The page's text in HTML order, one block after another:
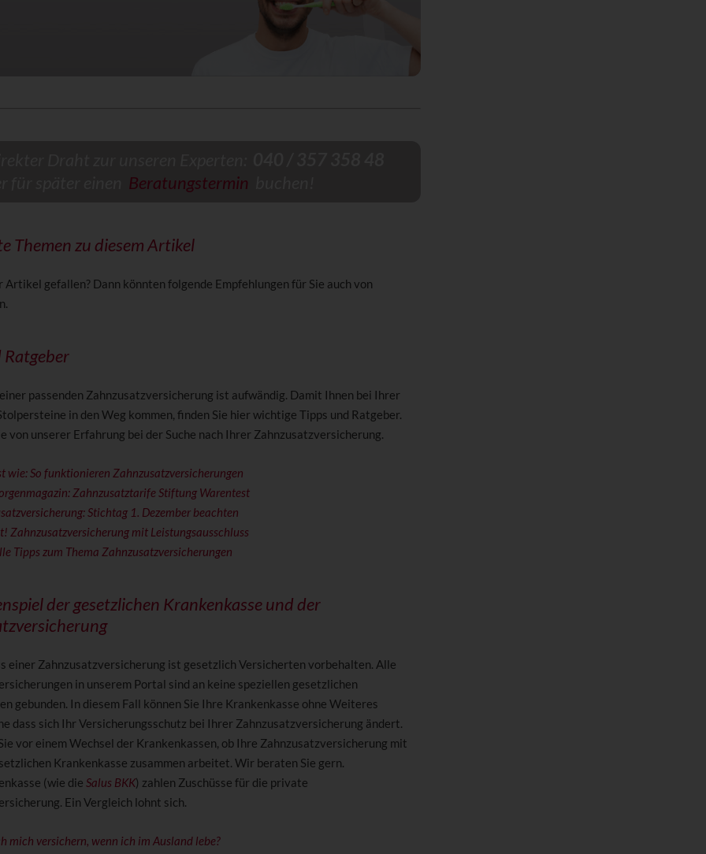
Beratungstermin
Themen zu diesem Artikel
Artikel gefallen? Dann könnten folgende Empfehlungen für Sie auch von
Ratgeber
passenden Zahnzusatzversicherung ist aufwändig. Damit Ihnen bei Ihrer
in den Weg kommen, finden Sie hier wichtige Tipps und Ratgeber.
von unserer Erfahrung bei der Suche nach Ihrer Zahnzusatzversicherung.
wie: So funktionieren Zahnzusatzversicherungen
Zahnzusatztarife Stiftung Warentest
Stichtag 1. Dezember beachten
Zahnzusatzversicherung mit Leistungsausschluss
Tipps zum Thema Zahnzusatzversicherungen
der gesetzlichen Krankenkasse und der
einer Zahnzusatzversicherung ist gesetzlich Versicherten vorbehalten. Alle
in unserem Portal sind an keine speziellen gesetzlichen
gebunden. In diesem Fall können Sie Ihre Krankenkasse ohne Weiteres
dass sich Ihr Versicherungsschutz bei Ihrer Zahnzusatzversicherung ändert.
vor einem Wechsel der Krankenkassen, ob Ihre Zahnzusatzversicherung mit
Krankenkasse zusammen arbeitet. Wir beraten Sie gern.
(wie die Salus BKK) zahlen Zuschüsse für die private
Ein Vergleich lohnt sich.
mich versichern, wenn ich im Ausland lebe?